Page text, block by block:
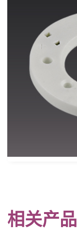
相关产品